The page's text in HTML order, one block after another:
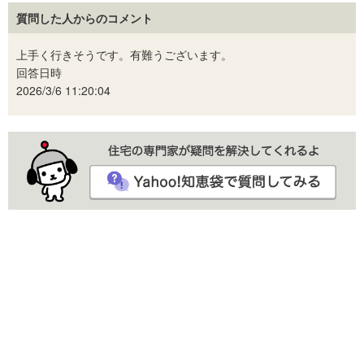
質問した人からのコメント
上手く行きそうです。有難うございます。
回答日時
2026/3/6 11:20:04